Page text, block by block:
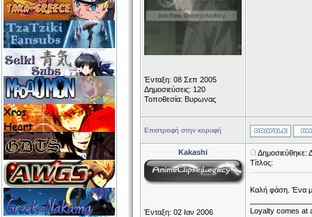
Ένταξη: 08 Σεπ 2005
Δημοσιεύσεις: 120
Τοποθεσία: Βυρωνας
Επιστροφή στην κορυφή
Kakashi
Ένταξη: 02 Ιαν 2006
Δημοσιεύθηκε:
Τίτλος:
Καλή φάση. Ένα
Loyalty comes at